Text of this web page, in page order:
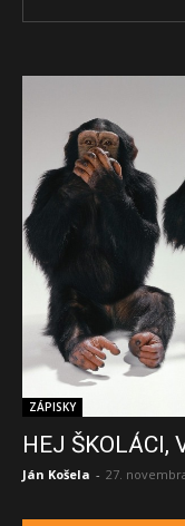
ZÁPISKY
HEJ ŠKOLÁCI,
Ján Košela - 27.